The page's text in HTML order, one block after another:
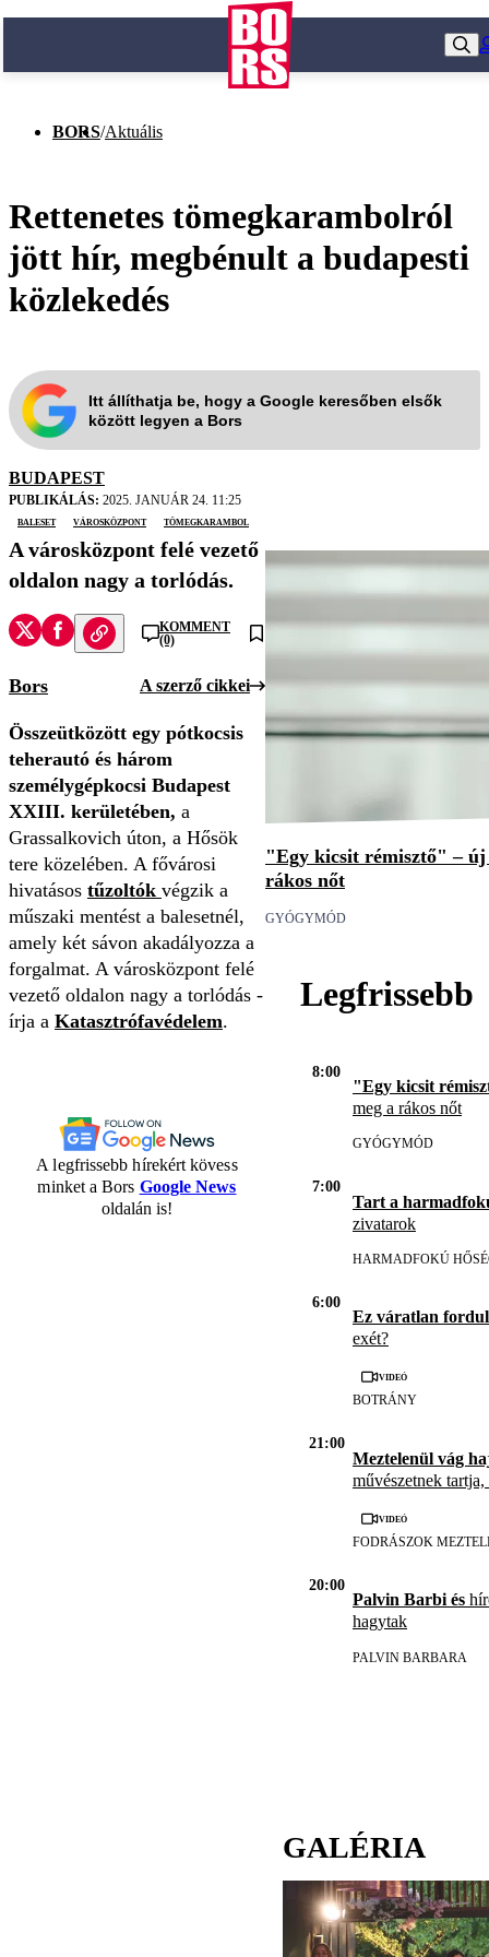
BORS/Aktuális
Rettenetes tömegkarambolról
jött hír, megbénult a budapesti
közlekedés
Itt állíthatja be, hogy a Google keresőben elsők
között legyen a Bors
BUDAPEST
PUBLIKÁLÁS: 2025. JANUÁR 24. 11:25
baleset
városközpont tömegkarambol
A városközpont felé vezető
oldalon nagy a torlódás.
KOMMENT
(0)
Bors A szerző cikkei
Összeütközött egy pótkocsis
teherautó és három
személygépkocsi Budapest
XXIII. kerületében, a
Grassalkovich úton, a Hősök
tere közelében. A fővárosi
hivatásos tűzoltók végzik a
műszaki mentést a balesetnél,
amely két sávon akadályozza a
forgalmat. A városközpont felé
vezető oldalon nagy a torlódás -
írja a Katasztrófavédelem.
A legfrissebb hírekért kövess
minket a Bors Google News
oldalán is!
"Egy kicsit rémisztő" – új
rákos nőt
GYÓGYMÓD
Legfrissebb
8:00
"Egy kicsit
meg a rákos nőt
GYÓGYMÓD
7:00
Tart a
zivatarok
HARMADFOKÚ
6:00
Ez váratlan
exét?
Videó
BOTRÁNY
21:00
Meztelenül vág
művészetnek
Videó
FODRÁSZOK
20:00
Palvin Barbi és
hagytak
PALVIN BARBARA
GALÉRIA